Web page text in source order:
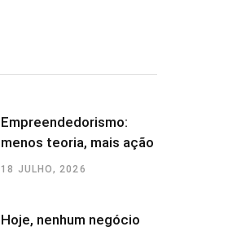
Empreendedorismo:
menos teoria, mais ação
18 JULHO, 2026
Hoje, nenhum negócio